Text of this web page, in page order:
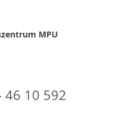
MPU
10 592